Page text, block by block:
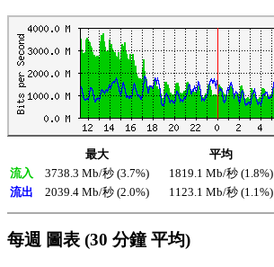
最大 平均
流入
3738.3 Mb/秒 (3.7%) 1819.1 Mb/秒 (1.8%)
流出
2039.4 Mb/秒 (2.0%) 1123.1 Mb/秒 (1.1%)
每週 圖表 (30 分鐘 平均)